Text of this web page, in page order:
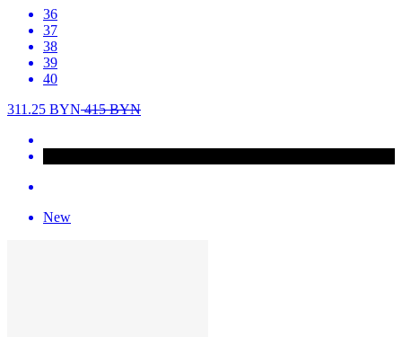
36
37
38
39
40
311.25 BYN415BYN
New